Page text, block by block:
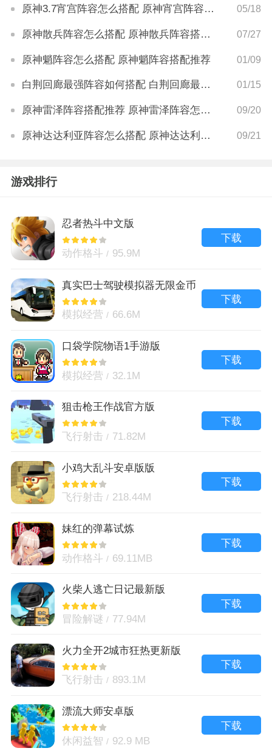
原神3.7宵宫阵容怎么搭配 原神宵宫阵容搭配推荐 05/18
原神散兵阵容怎么搭配 原神散兵阵容搭配推荐 07/27
原神魈阵容怎么搭配 原神魈阵容搭配推荐 01/09
白荆回廊最强阵容如何搭配 白荆回廊最强阵容搭配推荐 01/15
原神雷泽阵容搭配推荐 原神雷泽阵容怎么搭配 09/20
原神达达利亚阵容怎么搭配 原神达达利亚阵容搭配推荐 09/21
游戏排行
忍者热斗中文版
动作格斗 95.9M
下载
真实巴士驾驶模拟器无限金币
版
模拟经营
66.6M
下载
口袋学院物语1手游版
模拟经营 32.1M
下载
狙击枪王作战官方版
飞行射击 71.82M
下载
小鸡大乱斗安卓版版
飞行射击 218.44M
下载
妹红的弹幕试炼
动作格斗 69.11MB
下载
火柴人逃亡日记最新版
冒险解谜 77.94M
下载
火力全开2城市狂热更新版
飞行射击 893.1M
下载
漂流大师安卓版
休闲益智 92.9 MB
下载